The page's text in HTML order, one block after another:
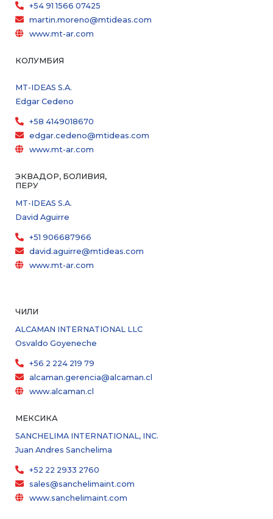
+54 91 1566 07425
martin.moreno@mtideas.com
www.mt-ar.com
КОЛУМБИЯ
MT-IDEAS S.A.
Edgar Cedeno
+58 4149018670
edgar.cedeno@mtideas.com
www.mt-ar.com
ЭКВАДОР, БОЛИВИЯ,
ПЕРУ
MT-IDEAS S.A.
David Aguirre
+51 906687966
david.aguirre@mtideas.com
www.mt-ar.com
ЧИЛИ
ALCAMAN INTERNATIONAL LLC
Osvaldo Goyeneche
+56 2 224 219 79
alcaman.gerencia@alcaman.cl
www.alcaman.cl
МЕКСИКА
SANCHELIMA INTERNATIONAL, INC.
Juan Andres Sanchelima
+52 22 2933 2760
sales@sanchelimaint.com
www.sanchelimaint.com